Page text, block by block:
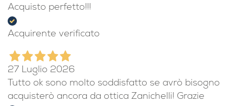
Acquisto perfetto!!!
Acquirente verificato
27 Luglio 2026
Tutto ok sono molto soddisfatto se avrò bisogno
acquisterò ancora da ottica Zanichelli! Grazie